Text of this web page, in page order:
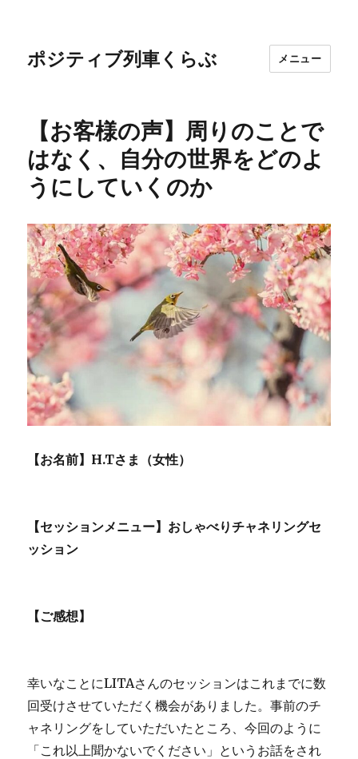
ポジティブ列車くらぶ メニュー
【お客様の声】周りのことで
はなく、自分の世界をどのよ
うにしていくのか
【お名前】H.Tさま（女性）
【セッションメニュー】おしゃべりチャネリングセ
ッション
【ご感想】
幸いなことにLITAさんのセッションはこれまでに数
回受けさせていただく機会がありました。事前のチ
ャネリングをしていただいたところ、今回のように
「これ以上聞かないでください」というお話をされ